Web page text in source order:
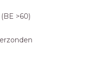
>60)